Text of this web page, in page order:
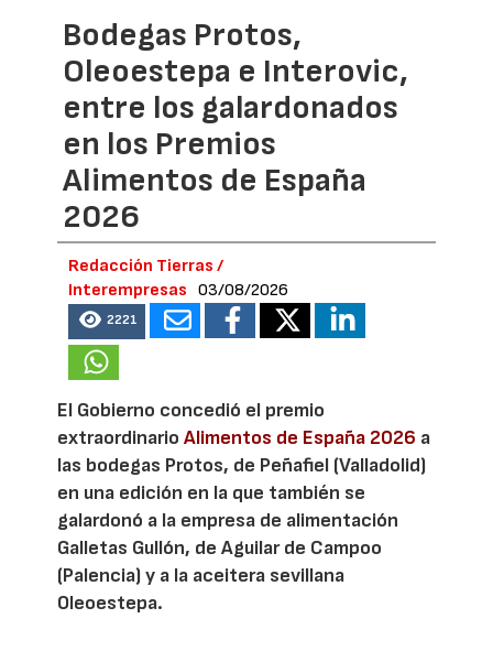
Bodegas Protos,
Oleoestepa e Interovic,
entre los galardonados
en los Premios
Alimentos de España
2026
Redacción Tierras /
Interempresas
03/08/2026
2221
El Gobierno concedió el premio
extraordinarioAlimentos de España 2026 a
las bodegas Protos, de Peñafiel (Valladolid)
en una edición en la que también se
galardonó a la empresa de alimentación
Galletas Gullón, de Aguilar de Campoo
(Palencia) y a la aceitera sevillana
Oleoestepa.